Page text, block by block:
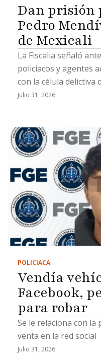
Dan prisión
Pedro
de Mexicali
La Fiscalia señaló
policiacos y agentes
con la célula delictiva
Julio 31, 2026
POLICIACA
Vendía
Facebook,
para robar
Se le relaciona con la
venta en la red social
Julio 31, 2026